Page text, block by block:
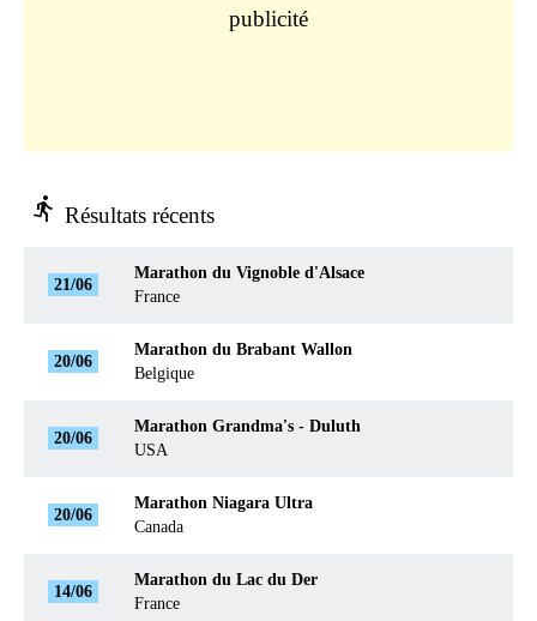
publicité
directions_run Résultats récents
21/06
Marathon du Vignoble d'Alsace
France
20/06
Marathon du Brabant Wallon
Belgique
20/06
Marathon Grandma's - Duluth
USA
20/06
Marathon Niagara Ultra
Canada
14/06
Marathon du Lac du Der
France